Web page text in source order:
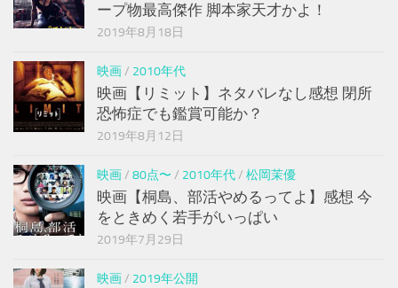
ープ物最高傑作 脚本家天才かよ！
2019年8月18日
映画/ 2010年代
映画【リミット】ネタバレなし感想 閉所
恐怖症でも鑑賞可能か？
2019年8月12日
映画/ 80点〜 / 2010年代/ 松岡茉優
映画【桐島、部活やめるってよ】感想 今
をときめく若手がいっぱい
2019年7月29日
映画/ 2019年公開